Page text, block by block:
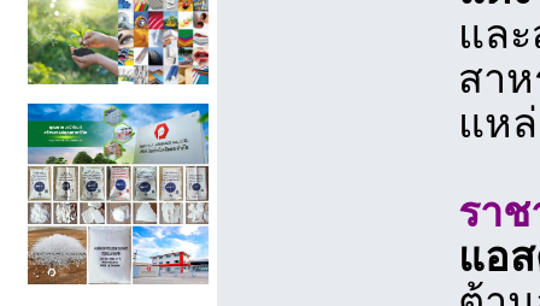
แล
สา
แห
รา
แอ